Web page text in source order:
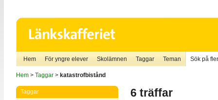
Hem För yngre elever Skolämnen Taggar Teman Sök på
Hem> Taggar> katastrofbistånd
Taggar 6 träffar